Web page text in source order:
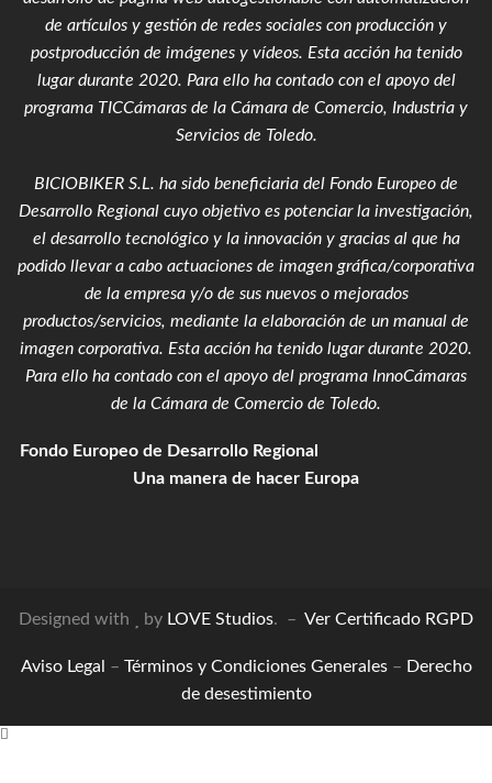
de artículos y gestión de redes sociales con producción y
postproducción de imágenes y vídeos. Esta acción ha tenido
lugar durante 2020. Para ello ha contado con el apoyo del
programa TICCámaras de la Cámara de Comercio, Industria y
Servicios de Toledo.
BICIOBIKER S.L. ha sido beneficiaria del Fondo Europeo de
Desarrollo Regional cuyo objetivo es potenciar la investigación,
el desarrollo tecnológico y la innovación y gracias al que ha
podido llevar a cabo actuaciones de imagen gráfica/corporativa
de la empresa y/o de sus nuevos o mejorados
productos/servicios, mediante la elaboración de un manual de
imagen corporativa. Esta acción ha tenido lugar durante 2020.
Para ello ha contado con el apoyo del programa InnoCámaras
de la Cámara de Comercio de Toledo.
Fondo Europeo de Desarrollo Regional
Una manera de hacer Europa
Designed with by LOVE Studios. – Ver Certificado RGPD
Aviso Legal – Términos y Condiciones Generales– Derecho
de desestimiento